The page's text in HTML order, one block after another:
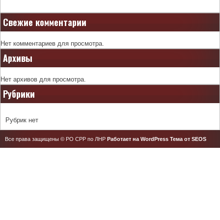
Свежие комментарии
Нет комментариев для просмотра.
Архивы
Нет архивов для просмотра.
Рубрики
Рубрик нет
Все права защищены © РО СРР по ЛНР Работает на WordPress Тема от SEOS